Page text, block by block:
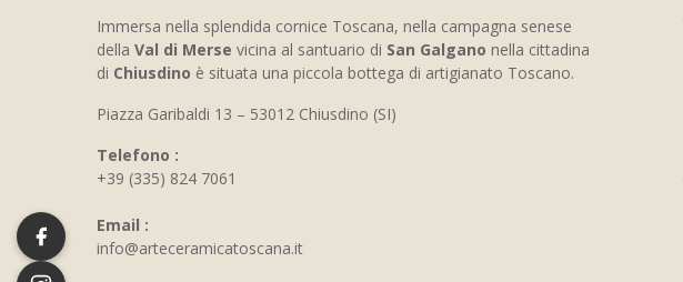
Immersa nella splendida cornice Toscana, nella campagna senese
della Val di Merse vicina al santuario di San Galgano nella cittadina
di Chiusdino è situata una piccola bottega di artigianato Toscano.
Piazza Garibaldi 13 – 53012 Chiusdino (SI)
Telefono :
+39 (335) 824 7061
Email :
info@arteceramicatoscana.it